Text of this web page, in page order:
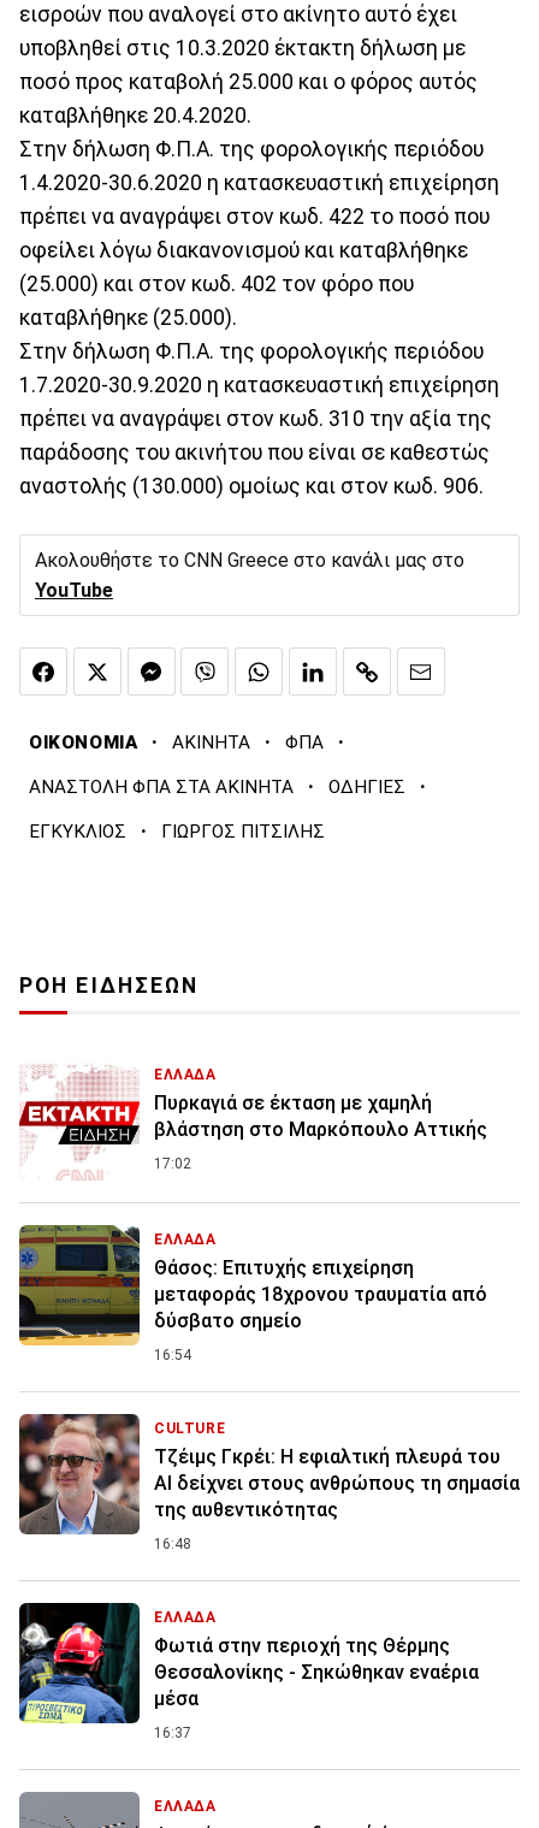
εισροών που αναλογεί στο ακίνητο αυτό έχει
υποβληθεί στις 10.3.2020 έκτακτη δήλωση με
ποσό προς καταβολή 25.000 και ο φόρος αυτός
καταβλήθηκε 20.4.2020.
Στην δήλωση Φ.Π.Α. της φορολογικής περιόδου
1.4.2020-30.6.2020 η κατασκευαστική επιχείρηση
πρέπει να αναγράψει στον κωδ. 422 το ποσό που
οφείλει λόγω διακανονισμού και καταβλήθηκε
(25.000) και στον κωδ. 402 τον φόρο που
καταβλήθηκε (25.000).
Στην δήλωση Φ.Π.Α. της φορολογικής περιόδου
1.7.2020-30.9.2020 η κατασκευαστική επιχείρηση
πρέπει να αναγράψει στον κωδ. 310 την αξία της
παράδοσης του ακινήτου που είναι σε καθεστώς
αναστολής (130.000) ομοίως και στον κωδ. 906.
Ακολουθήστε το CNN Greece στο κανάλι μας στο
YouTube
ΟΙΚΟΝΟΜΙΑ · ΑΚΙΝΗΤΑ · ΦΠΑ ·
ΑΝΑΣΤΟΛΗ ΦΠΑ ΣΤΑ ΑΚΙΝΗΤΑ · ΟΔΗΓΙΕΣ ·
ΕΓΚΥΚΛΙΟΣ · ΓΙΩΡΓΟΣ ΠΙΤΣΙΛΗΣ
ΡΟΗ ΕΙΔΗΣΕΩΝ
ΕΛΛΑΔΑ
Πυρκαγιά σε έκταση με χαμηλή
βλάστηση στο Μαρκόπουλο Αττικής
17:02
ΕΛΛΑΔΑ
Θάσος: Επιτυχής επιχείρηση
μεταφοράς 18χρονου τραυματία από
δύσβατο σημείο
16:54
CULTURE
Τζέιμς Γκρέι: H εφιαλτική πλευρά του
ΑI δείχνει στους ανθρώπους τη σημασία
της αυθεντικότητας
16:48
ΕΛΛΑΔΑ
Φωτιά στην περιοχή της Θέρμης
Θεσσαλονίκης - Σηκώθηκαν εναέρια
μέσα
16:37
ΕΛΛΑΔΑ